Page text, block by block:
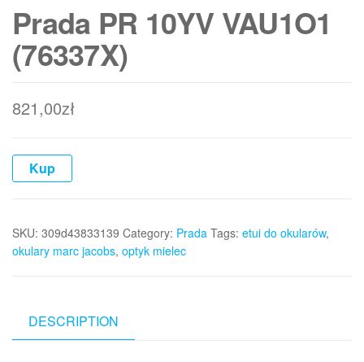
Prada PR 10YV VAU1O1
(76337X)
821,00zł
Kup
SKU: 309d43833139 Category: Prada Tags: etui do okularów,
okulary marc jacobs, optyk mielec
DESCRIPTION